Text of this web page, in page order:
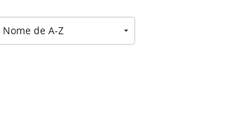
Nome de A-Z